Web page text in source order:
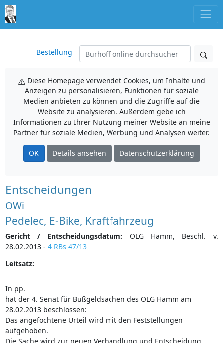
Bestellung
Diese Homepage verwendet Cookies, um Inhalte und
Anzeigen zu personalisieren, Funktionen für soziale
Medien anbieten zu können und die Zugriffe auf die
Website zu analysieren. Außerdem gebe ich
Informationen zu Ihrer Nutzung meiner Website an meine
Partner für soziale Medien, Werbung und Analysen weiter.
OK Details ansehen Datenschutzerklärung
Entscheidungen
OWi
Pedelec, E-Bike, Kraftfahrzeug
Gericht / Entscheidungsdatum: OLG Hamm, Beschl. v.
28.02.2013 - 4 RBs 47/13
Leitsatz:
In pp.
hat der 4. Senat für Bußgeldsachen des OLG Hamm am
28.02.2013 beschlossen:
Das angefochtene Urteil wird mit den Feststellungen
aufgehoben.
Die Sache wird zur neuen Verhandlung und Entscheidung,